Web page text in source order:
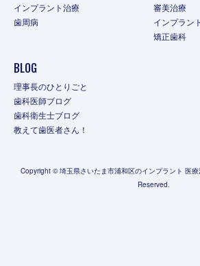
インプラント治療
歯周病
審美治療
インプラン
矯正歯科
BLOG
理事長のひとりごと
歯科医師ブログ
歯科衛生士ブログ
教えて歯医者さん！
Copyright © 埼玉県さいたま市浦和区のインプラント 医
Reserved.